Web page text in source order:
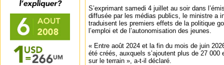
S’exprimant samedi 4 juillet au soir dans
diffusée par les médias publics, le ministre a
traduisent les premiers effets de la politique
l’emploi et de l’autonomisation des jeunes.
« Entre août 2024 et la fin du mois de juin
été créés, auxquels s’ajoutent plus de 27
sur le terrain », a-t-il déclaré.